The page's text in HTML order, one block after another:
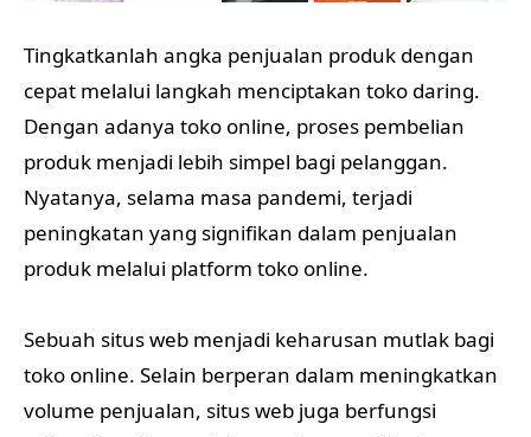
Tingkatkanlah angka penjualan produk dengan
cepat melalui langkah menciptakan toko daring.
Dengan adanya toko online, proses pembelian
produk menjadi lebih simpel bagi pelanggan.
Nyatanya, selama masa pandemi, terjadi
peningkatan yang signifikan dalam penjualan
produk melalui platform toko online.
Sebuah situs web menjadi keharusan mutlak bagi
toko online. Selain berperan dalam meningkatkan
volume penjualan, situs web juga berfungsi